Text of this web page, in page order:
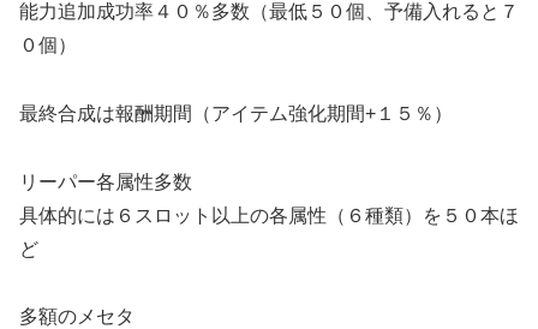
能力追加成功率４０％多数（最低５０個、予備入れると７
０個）
最終合成は報酬期間（アイテム強化期間+１５％）
リーパー各属性多数
具体的には６スロット以上の各属性（６種類）を５０本ほ
ど
多額のメセタ